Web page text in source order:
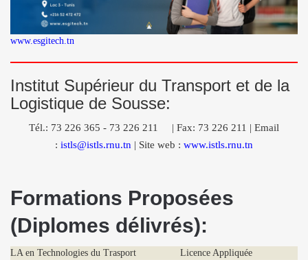
www.esgitech.tn
Institut Supérieur du Transport et de la
Logistique de Sousse:
Tél.: 73 226 365 - 73 226 211 | Fax: 73 226 211 | Email
: istls@istls.rnu.tn | Site web : www.istls.rnu.tn
Formations Proposées
(Diplomes délivrés):
LA en Technologies du Trasport
Licence Appliquée